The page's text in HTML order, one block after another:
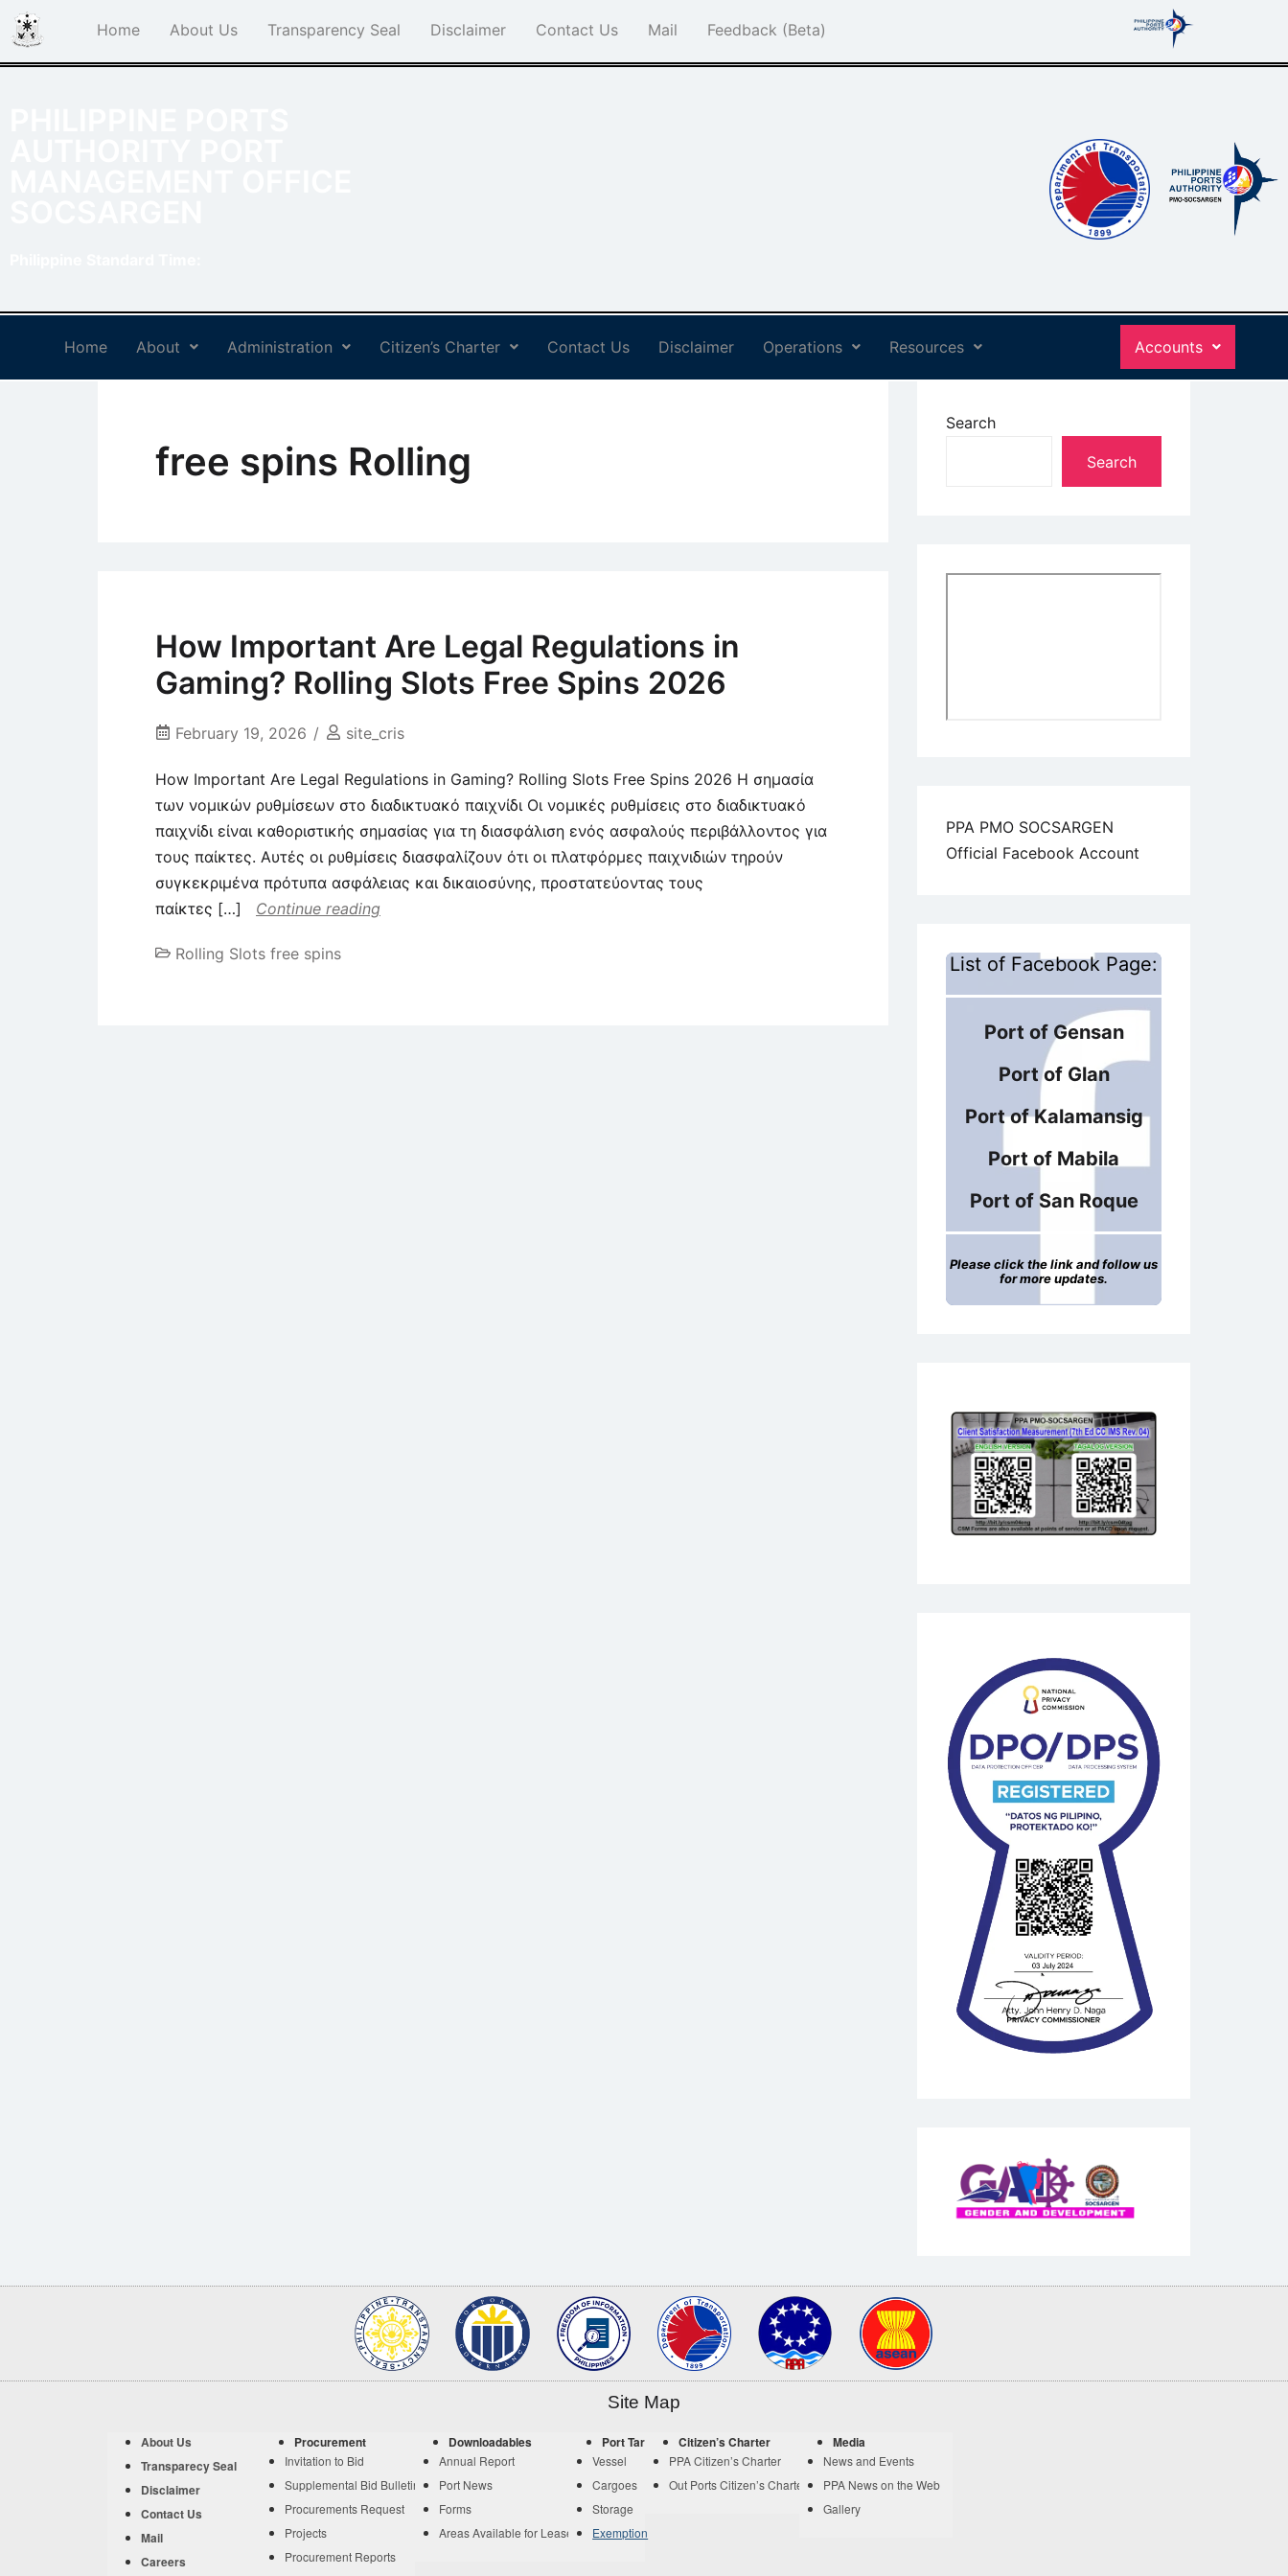
Home About Us Transparency Seal Disclaimer Contact Us Mail Feedback (Beta)
Home About Administration Citizen’s Charter Contact Us Disclaimer Operations Resources Accounts
free spins Rolling
How Important Are Legal Regulations in
Gaming? Rolling Slots Free Spins 2026
February 19, 2026 site_cris
How Important Are Legal Regulations in Gaming? Rolling Slots Free Spins 2026 Η σημασία
των νομικών ρυθμίσεων στο διαδικτυακό παιχνίδι Οι νομικές ρυθμίσεις στο διαδικτυακό
παιχνίδι είναι καθοριστικής σημασίας για τη διασφάλιση ενός ασφαλούς περιβάλλοντος για
τους παίκτες. Αυτές οι ρυθμίσεις διασφαλίζουν ότι οι πλατφόρμες παιχνιδιών τηρούν
συγκεκριμένα πρότυπα ασφάλειας και δικαιοσύνης, προστατεύοντας τους
παίκτες […]
Continue reading
Rolling Slots free spins
Search
Search
PPA PMO SOCSARGEN
Official Facebook Account
List of Facebook Page:
Port of Gensan
Port of Glan
Port of Kalamansig
Port of Mabila
Port of San Roque
Please click the link and follow us
for more updates.
Site Map
About Us
Transparecy Seal
Disclaimer
Contact Us
Mail
Careers
Procurement
Invitation to Bid
Supplemental Bid Bulletin
Procurements Request
Projects
Procurement Reports
Downloadables
Annual Report
Port News
Forms
Areas Available for Lease
Port Tariff
Vessel
Cargoes
Storage
Exemption
Citizen’s Charter
PPA Citizen’s Charter
Out Ports Citizen’s Charter
Media
News and Events
PPA News on the Web
Gallery